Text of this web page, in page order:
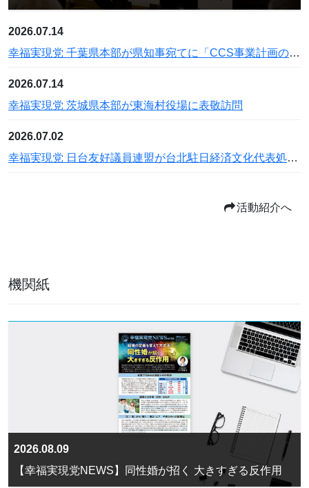
2026.07.14
幸福実現党 千葉県本部が県知事宛てに「CCS事業計画の撤回とGX脱炭素政策の中止を国に求める意見書提出に関する要望書」を提出
2026.07.14
幸福実現党 茨城県本部が東海村役場に表敬訪問
2026.07.02
幸福実現党 日台友好議員連盟が台北駐日経済文化代表処横浜分処を表敬訪問
活動紹介へ
機関紙
2026.08.09
【幸福実現党NEWS】同性婚が招く 大きすぎる反作用